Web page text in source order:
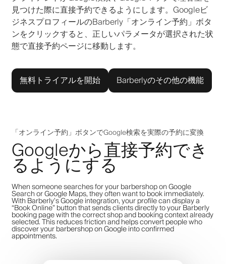
見つけた際に直接予約できるようにします。Googleビ
ジネスプロフィールのBarberly「オンライン予約」ボタ
ンをクリックすると、正しいパラメータが選択された状
態で直接予約ページに移動します。
無料トライアルを開始 Barberlyのその他の機能
「オンライン予約」ボタンでGoogle検索を実際の予約に変換
Googleから直接予約でき
るようにする
When someone searches for your barbershop on Google
Search or Google Maps, they often want to book immediately.
With Barberly’s Google integration, your profile can display a
“Book Online” button that sends clients directly to your Barberly
booking page with the correct shop and booking context already
selected. This reduces friction and helps convert people who
discover your barbershop on Google into confirmed
appointments.